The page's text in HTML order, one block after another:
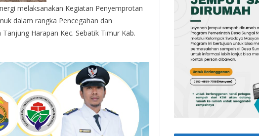
melaksanakan Kegiatan Penyemprotan
dalam rangka Pencegahan dan
Harapan Kec. Sebatik Timur Kab.